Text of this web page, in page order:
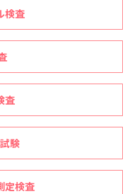
検査
査
験
定検査